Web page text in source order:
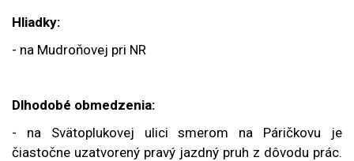
Hliadky:
- na Mudroňovej pri NR
Dlhodobé obmedzenia:
- na Svätoplukovej ulici smerom na Páričkovu je
čiastočne uzatvorený pravý jazdný pruh z dôvodu prác.